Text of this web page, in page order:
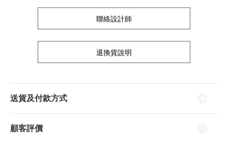
聯絡設計師
退換貨說明
送貨及付款方式
顧客評價